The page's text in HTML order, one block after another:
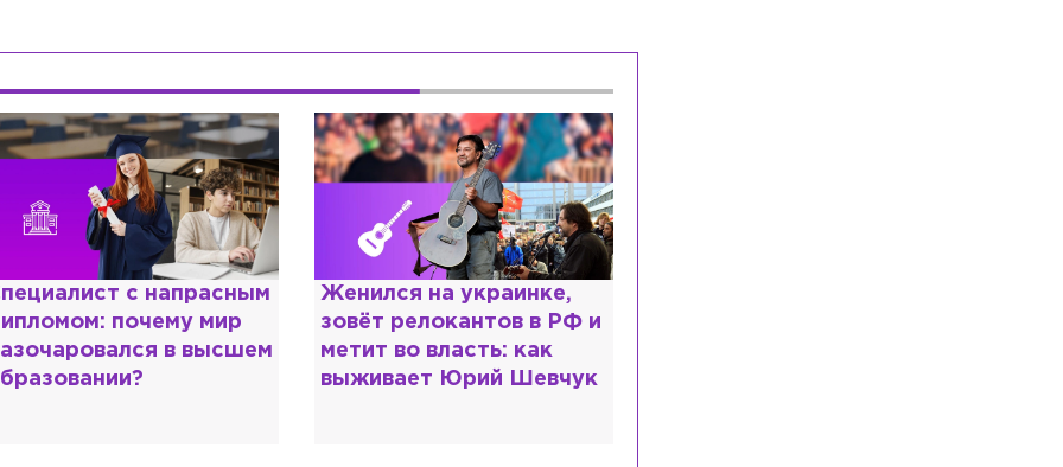
на украинке,
релокантов в РФ и
во власть: как
Юрий Шевчук
Косил от армии,
продавал посты и
воровал гумпомощь: что
о Зеленском рассказали